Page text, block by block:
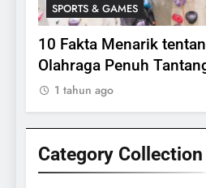
SPORTS & GAMES
10 Fakta Menarik
Olahraga Penuh
1 tahun ago
Category Collection